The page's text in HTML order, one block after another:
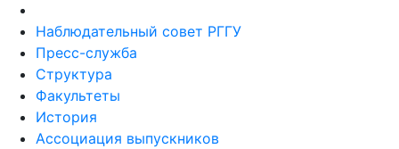
Наблюдательный совет РГГУ
Пресс-служба
Структура
Факультеты
История
Ассоциация выпускников